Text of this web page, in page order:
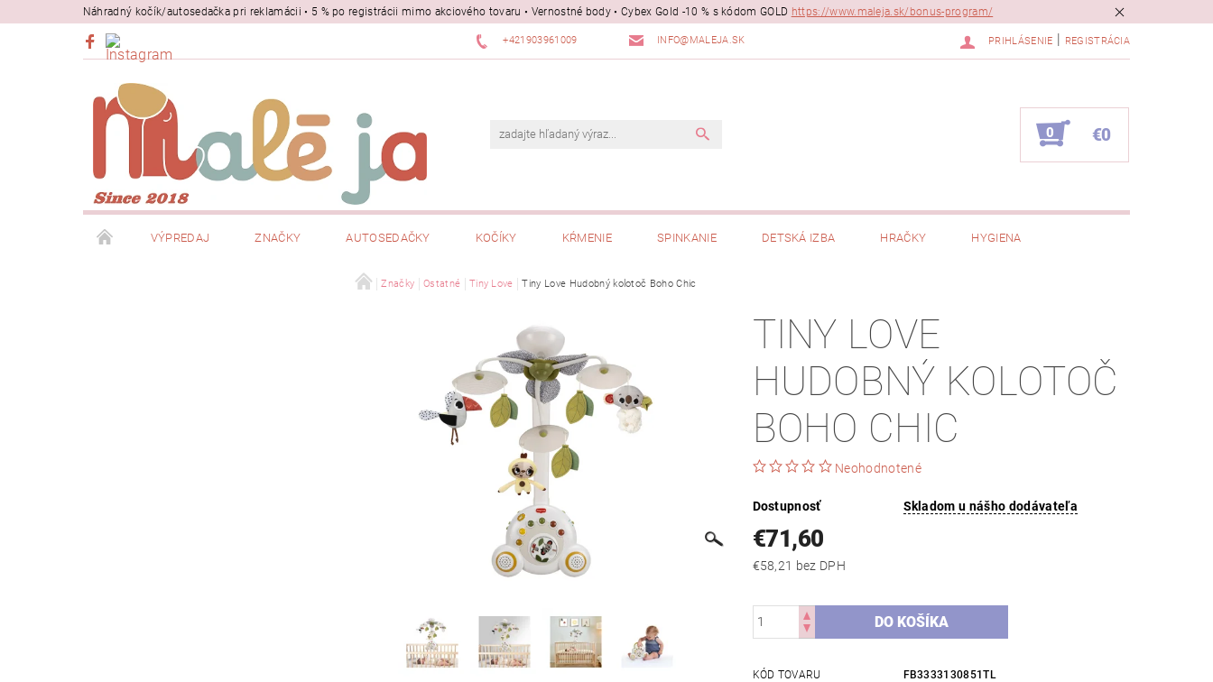
Náhradný kočík/autosedačka pri reklamácii • 5 % po registrácii mimo akciového tovaru • Vernostné body • Cybex Gold -10 % s kódom GOLD https://www.maleja.sk/bonus-program/
+421903961009 INFO@MALEJA.SK PRIHLÁSENIE REGISTRÁCIA
0 €0
VÝPREDAJ ZNAČKY AUTOSEDAČKY KOČÍKY KŔMENIE SPINKANIE DETSKÁ IZBA HRAČKY HYGIENA
Značky Ostatné Tiny Love Tiny Love Hudobný kolotoč Boho Chic
TINY LOVE
HUDOBNÝ KOLOTOČ
BOHO CHIC
Neohodnotené
Dostupnosť Skladom u nášho dodávateľa
€71,60
€58,21 bez DPH
KÓD TOVARU
FB3333130851TL